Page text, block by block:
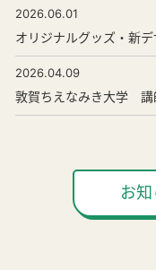
2026.06.01
オリジナルグッズ・新
2026.04.09
敦賀ちえなみき大学 講
お